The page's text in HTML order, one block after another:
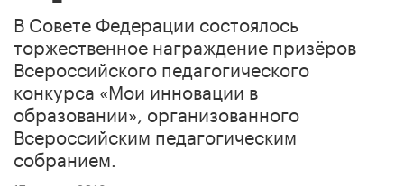
В Совете Федерации состоялось
торжественное награждение призёров
Всероссийского педагогического
конкурса «Мои инновации в
образовании», организованного
Всероссийским педагогическим
собранием.